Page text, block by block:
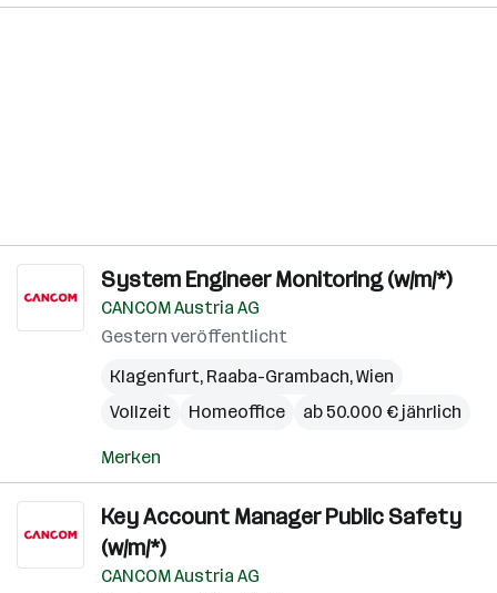
System Engineer Monitoring (w/m/*)
CANCOM Austria AG
Gestern veröffentlicht
Klagenfurt, Raaba-Grambach,Wien
Vollzeit
Homeoffice ab 50.000 € jährlich
Merken
Key Account Manager Public Safety
(w/m/*)
CANCOM Austria AG